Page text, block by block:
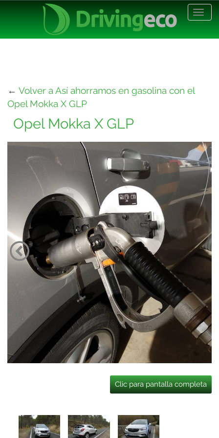
← Volver a Así ahorramos en gasolina con el
Opel Mokka X GLP
Opel Mokka X GLP
Clic para pantalla completa